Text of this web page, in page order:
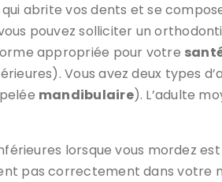
abrite vos dents et se
pouvez solliciter un
appropriée pour votre
Vous avez deux types
mandibulaire). L’adulte
lorsque vous mordez
pas correctement dans votre